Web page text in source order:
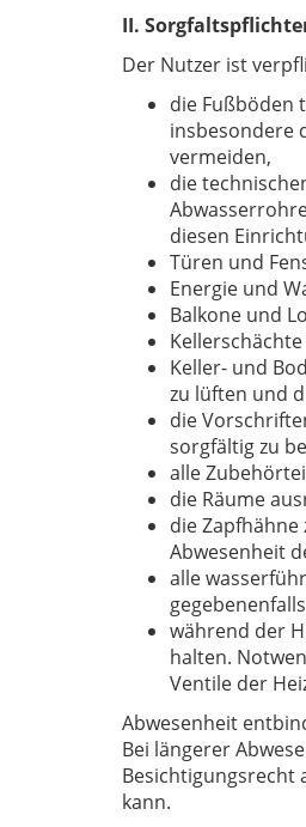
II.
Der Nutzer ist
die Fußböden
insbesondere
vermeiden,
die
diesen
Türen und
Energie und
Balkone und
Keller- und
zu lüften und
die
sorgfältig zu
alle
die Räume
die
Abwesenheit
alle
während der
halten.
Ventile der
Abwesenheit
Bei längerer
Besichtigungsrecht
kann.